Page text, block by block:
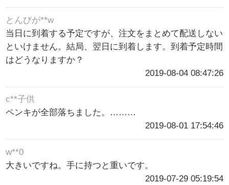
とんびが**w
当日に到着する予定ですが、注文をまとめて配送しない
といけません。結局、翌日に到着します。到着予定時間
はどうなりますか？
2019-08-04 08:47:26
c**子供
ペンキが全部落ちました。………
2019-08-01 17:54:46
w**0
大きいですね。手に持つと重いです。
2019-07-29 05:19:54